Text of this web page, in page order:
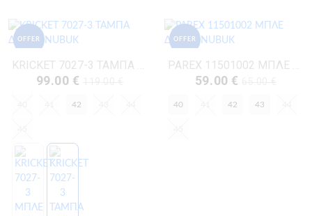
OFFER
KRICKET 7027-3 ΤΑΜΠΑ ΔΕΡΜΑ-NUBUK
99.00 €
42
OFFER
PAREX 11501002 ΜΠΛΕ ΔΕΡΜΑ-NUBUK
59.00 €
40 42 43